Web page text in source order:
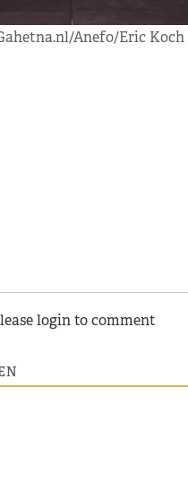
Anefo/Eric Koch
login to comment